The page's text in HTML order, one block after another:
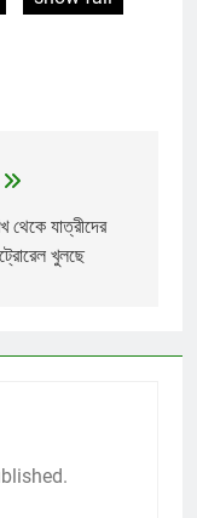
থেকে যাত্রীদের
খুলছে